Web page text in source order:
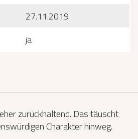
27.11.2019
ja
zurückhaltend. Das täuscht
Charakter hinweg.